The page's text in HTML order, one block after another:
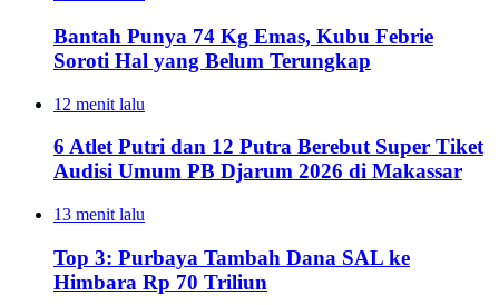
Bantah Punya 74 Kg Emas, Kubu Febrie
Soroti Hal yang Belum Terungkap
12 menit lalu
6 Atlet Putri dan 12 Putra Berebut Super Tiket
Audisi Umum PB Djarum 2026 di Makassar
13 menit lalu
Top 3: Purbaya Tambah Dana SAL ke
Himbara Rp 70 Triliun